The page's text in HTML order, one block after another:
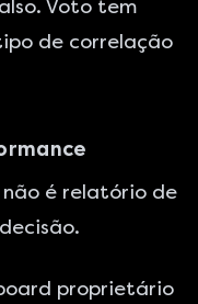
Voto tem
de correlação
é relatório de
proprietário